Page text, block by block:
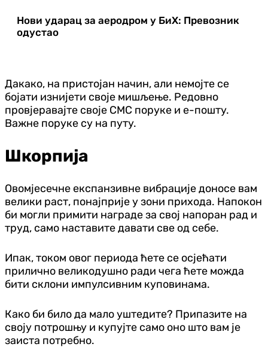
Нови ударац за аеродром у БиХ: Превозник
одустао
Дакако, на пристојан начин, али немојте се
бојати изнијети своје мишљење. Редовно
провјеравајте своје СМС поруке и е-пошту.
Важне поруке су на путу.
Шкорпија
Овомјесечне експанзивне вибрације доносе вам
велики раст, понајприје у зони прихода. Напокон
би могли примити награде за свој напоран рад и
труд, само наставите давати све од себе.
Ипак, током овог периода ћете се осјећати
прилично великодушно ради чега ћете можда
бити склони импулсивним куповинама.
Како би било да мало уштедите? Припазите на
своју потрошњу и купујте само оно што вам је
заиста потребно.